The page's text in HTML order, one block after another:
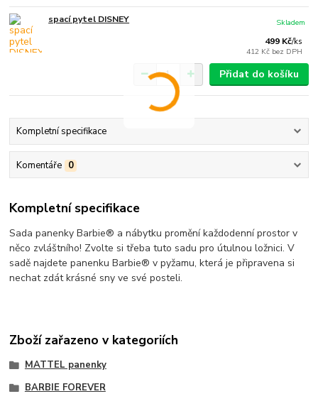
spací pytel DISNEY
499 Kč/ks
412 Kč bez DPH
Skladem
Přidat do košíku
Kompletní specifikace
Komentáře 0
Kompletní specifikace
Sada panenky Barbie® a nábytku promění každodenní prostor v
něco zvláštního! Zvolte si třeba tuto sadu pro útulnou ložnici. V
sadě najdete panenku Barbie® v pyžamu, která je připravena si
nechat zdát krásné sny ve své posteli.
Zboží zařazeno v kategoriích
MATTEL panenky
BARBIE FOREVER